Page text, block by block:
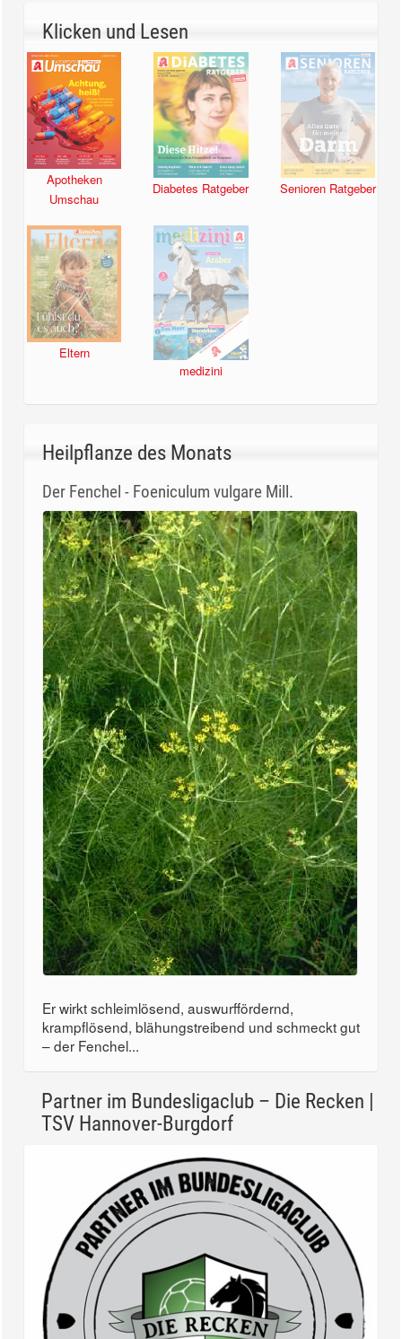
Klicken und Lesen
Apotheken
Umschau
Diabetes Ratgeber Senioren Ratgeber
Eltern
medizini
Heilpflanze des Monats
Der Fenchel - Foeniculum vulgare Mill.
Er wirkt schleimlösend, auswurffördernd,
krampflösend, blähungstreibend und schmeckt gut
– der Fenchel...
Partner im Bundesligaclub – Die Recken |
TSV Hannover-Burgdorf